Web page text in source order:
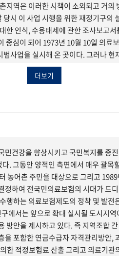
역은 이러한 시책이 소외되고 거의 방
시 이 사업 시행을 위한 재정기구의
한 인식, 수용태세에 관한 조사보고
중심이 되어 1973년 10월 10일 의료
사업을 실시해 온 곳이다. 그러나 현
현재의 옥구청십자의료보험조합의
보험사업을 활성화할 수 있는 특별한
더보기
민건강을 향상시키고 국민복지를 증
. 그동안 양적인 측면에서 매우 괄목
농어촌 주민을 대상으로 그리고
하여 전국민의료보험의 시대가 드
행하는 의료보험제도의 정착 및 발전
에서는 앞으로 확대 실시될 도시지
방안을 제시하고 있다. 즉 지역조합
포함한 연금수급자 자격관리방안,
한 적정보험료 산출 그리고 의료기